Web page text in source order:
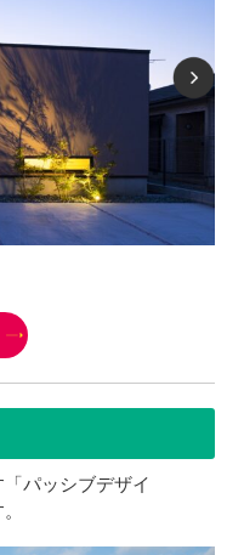
で何度も何度も打ち合わせを
だいています。理由は高い…
パッシブデザイ